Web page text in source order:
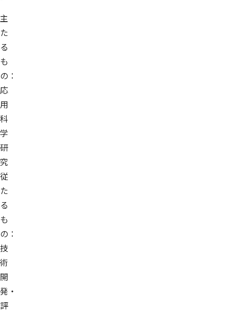
主
た
る
も
の：
応
用
科
学
研
究
従
た
る
も
の：
技
術
開
発・
評